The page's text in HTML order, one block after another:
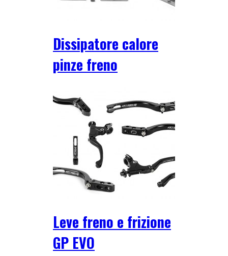
Dissipatore calore
pinze freno
Leve freno e frizione
GP EVO